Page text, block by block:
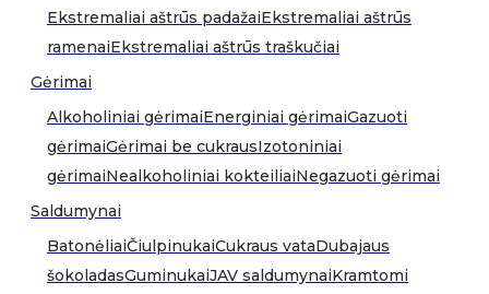
Ekstremaliai aštrūs padažaiEkstremaliai aštrūs
ramenaiEkstremaliai aštrūs traškučiai
Gėrimai
Alkoholiniai gėrimaiEnerginiai gėrimaiGazuoti
gėrimaiGėrimai be cukrausIzotoniniai
gėrimaiNealkoholiniai kokteiliaiNegazuoti gėrimai
Saldumynai
BatonėliaiČiulpinukaiCukraus vataDubajaus
šokoladasGuminukaiJAV saldumynaiKramtomi